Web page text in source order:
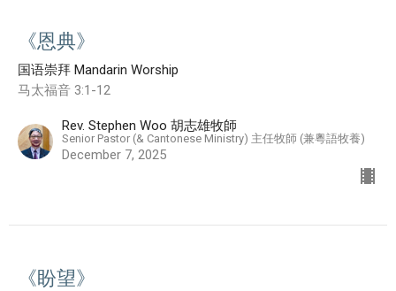
《恩典》
国语崇拜 Mandarin Worship
马太福音 3:1-12
Rev. Stephen Woo 胡志雄牧師
Senior Pastor (& Cantonese Ministry) 主任牧師 (兼粵語牧養)
December 7, 2025
《盼望》